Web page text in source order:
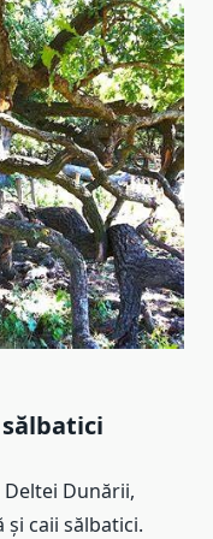
Dunării,
caii sălbatici.